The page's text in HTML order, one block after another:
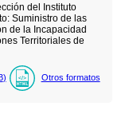
del Instituto
Suministro de las
de la Incapacidad
Territoriales de
) Otros formatos